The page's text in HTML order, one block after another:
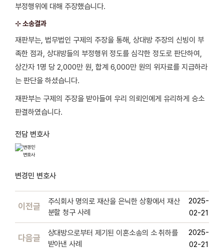
부정행위에 대해 주장했습니다.
⊹ 소송결과
재판부는, 법무법인 구제의 주장을 통해, 상대방 주장의 신빙이 부
족한 점과, 상대방들의 부정행위 정도를 심각한 정도로 판단하여,
상간자 1명 당 2,000만 원, 합계 6,000만 원의 위자료를 지급하라
는 판단을 하셨습니다.
재판부는 구제의 주장을 받아들여 우리 의뢰인에게 유리하게 승소
판결하였습니다.
전담 변호사
변경민 변호사
이전글
주식회사 명의로 재산을 은닉한 상황에서 재산
분할 청구 사례
2025-
02-21
다음글
상대방으로부터 제기된 이혼소송의 소 취하를
받아낸 사례
2025-
02-21